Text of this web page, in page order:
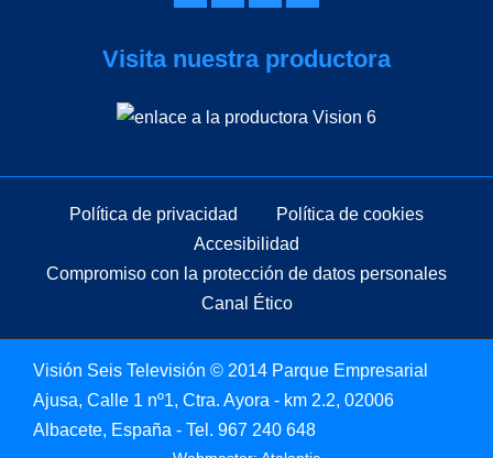
Visita nuestra productora
Política de privacidad
Política de cookies
Accesibilidad
Compromiso con la protección de datos personales
Canal Ético
Visión Seis Televisión © 2014 Parque Empresarial
Ajusa, Calle 1 nº1, Ctra. Ayora - km 2.2, 02006
Albacete, España - Tel. 967 240 648